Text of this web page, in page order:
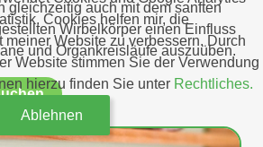
gleichzeitig auch mit dem sanften
Wirbelkörper einen Einfluss
und Organkreisläufe auszuüben.
Cookies helfen mir, die
meiner Website zu verbessern. Durch
Website stimmen Sie der Verwendung
hierzu finden Sie unter Rechtliches.
Ablehnen